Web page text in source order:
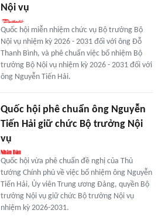
Nội vụ
Quốc hội miễn nhiệm chức vụ Bộ trưởng Bộ
Nội vụ nhiệm kỳ 2026 - 2031 đối với ông Đỗ
Thanh Bình, và phê chuẩn việc bổ nhiệm Bộ
trưởng Bộ Nội vụ nhiệm kỳ 2026 - 2031 đối với
ông Nguyễn Tiến Hải.
Quốc hội phê chuẩn ông Nguyễn
Tiến Hải giữ chức Bộ trưởng Nội
vụ
Quốc hội vừa phê chuẩn đề nghị của Thủ
tướng Chính phủ về việc bổ nhiệm ông Nguyễn
Tiến Hải, Ủy viên Trung ương Đảng, quyền Bộ
trưởng Nội vụ giữ chức Bộ trưởng Nội vụ
nhiệm kỳ 2026-2031.